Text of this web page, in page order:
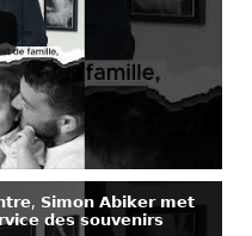
𝗦𝗶𝗺𝗼𝗻 𝗔𝗯𝗶𝗸𝗲𝗿 𝗺𝗲𝘁
𝗱𝗲𝘀 𝘀𝗼𝘂𝘃𝗲𝗻𝗶𝗿𝘀